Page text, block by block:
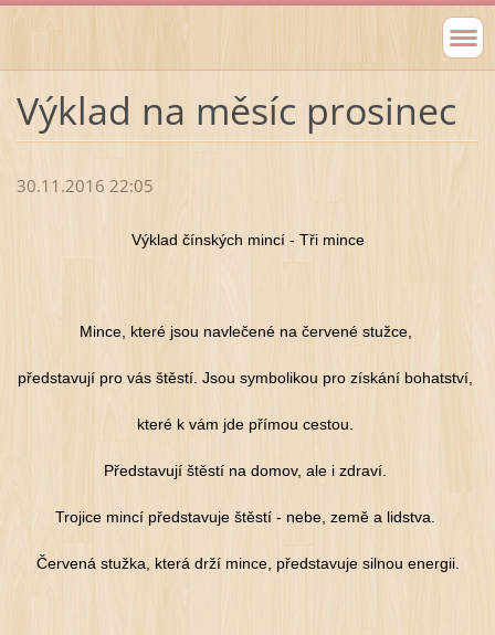
Výklad na měsíc prosinec
30.11.2016 22:05
Výklad čínských mincí - Tři mince
Mince, které jsou navlečené na červené stužce,
představují pro vás štěstí. Jsou symbolikou pro získání bohatství,
které k vám jde přímou cestou.
Představují štěstí na domov, ale i zdraví.
Trojice mincí představuje štěstí - nebe, země a lidstva.
Červená stužka, která drží mince, představuje silnou energii.